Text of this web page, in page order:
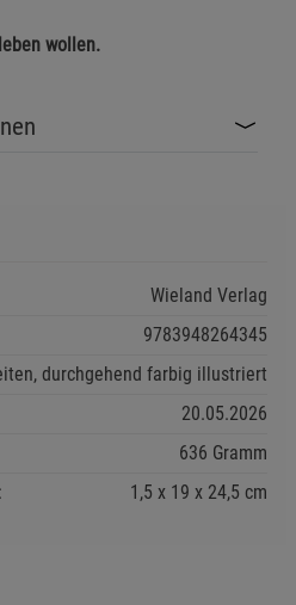
wollen.
Wieland Verlag
9783948264345
durchgehend farbig illustriert
20.05.2026
636 Gramm
1,5 19 24,5 cm
(5)
(1)